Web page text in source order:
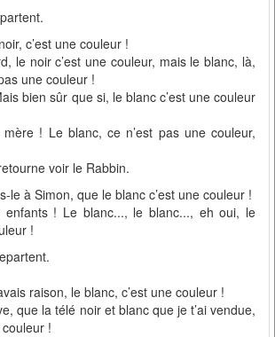
c’est une couleur !
le noir c’est une couleur, mais le blanc, là,
une couleur !
bien sûr que si, le blanc c’est une couleur
! Le blanc, ce n’est pas une couleur,
voir le Rabbin.
le à Simon, que le blanc c’est une couleur !
! Le blanc..., le blanc..., eh oui, le
!
raison, le blanc, c’est une couleur !
que la télé noir et blanc que je t’ai vendue,
!